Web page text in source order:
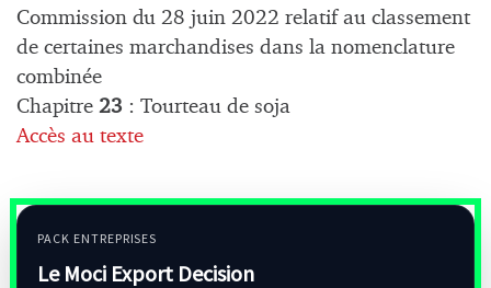
Commission du 28 juin 2022 relatif au classement
de certaines marchandises dans la nomenclature
combinée
Chapitre 23 : Tourteau de soja
Accès au texte
PACK ENTREPRISES
Le Moci Export Decision